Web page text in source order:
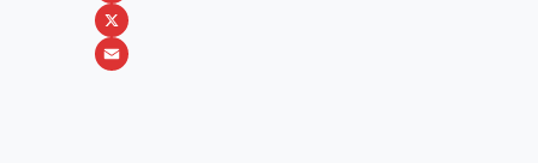
b
o
s
e
n
k
i
b
W
h
X